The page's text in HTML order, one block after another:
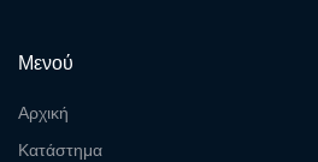
Μενού
Αρχική
Κατάστημα